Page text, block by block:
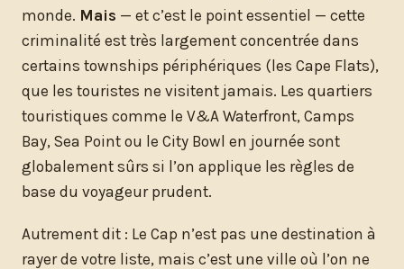
monde. Mais — et c’est le point essentiel — cette
criminalité est très largement concentrée dans
certains townships périphériques (les Cape Flats),
que les touristes ne visitent jamais. Les quartiers
touristiques comme le V&A Waterfront, Camps
Bay, Sea Point ou le City Bowl en journée sont
globalement sûrs si l’on applique les règles de
base du voyageur prudent.
Autrement dit : Le Cap n’est pas une destination à
rayer de votre liste, mais c’est une ville où l’on ne